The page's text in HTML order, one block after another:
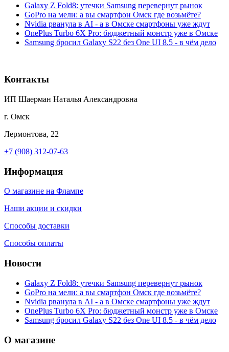
Galaxy Z Fold8: утечки Samsung перевернут рынок
GoPro на мели: а вы смартфон Омск где возьмёте?
Nvidia рванула в AI - а в Омске смартфоны уже ждут
OnePlus Turbo 6X Pro: бюджетный монстр уже в Омске
Samsung бросил Galaxy S22 без One UI 8.5 - в чём дело
Контакты
ИП Шаерман Наталья Александровна
г. Омск
Лермонтова, 22
+7 (908) 312-07-63
Информация
О магазине на Флампе
Наши акции и скидки
Способы доставки
Способы оплаты
Новости
Galaxy Z Fold8: утечки Samsung перевернут рынок
GoPro на мели: а вы смартфон Омск где возьмёте?
Nvidia рванула в AI - а в Омске смартфоны уже ждут
OnePlus Turbo 6X Pro: бюджетный монстр уже в Омске
Samsung бросил Galaxy S22 без One UI 8.5 - в чём дело
О магазине